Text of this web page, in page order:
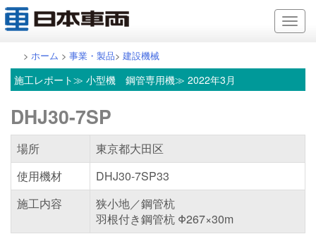
> ホーム > 事業・製品> 建設機械
施工レポート≫ 小型機 鋼管専用機≫ 2022年3月
DHJ30-7SP
場所
東京都大田区
使用機材
DHJ30-7SP33
施工内容
狭小地／鋼管杭
羽根付き鋼管杭 Φ267×30m